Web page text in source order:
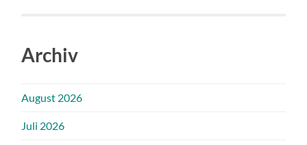
Archiv
August 2026
Juli 2026